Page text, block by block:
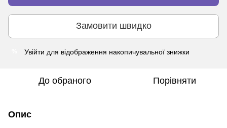
Замовити швидко
Увійти для відображення накопичувальної знижки
До обраного Порівняти
Опис